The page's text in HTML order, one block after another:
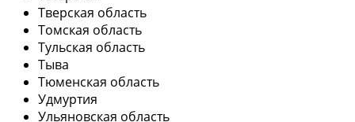
Тверская область
Томская область
Тульская область
Тыва
Тюменская область
Удмуртия
Ульяновская область